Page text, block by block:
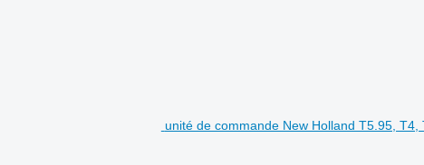
unité de commande New Holland T5.95, T4,